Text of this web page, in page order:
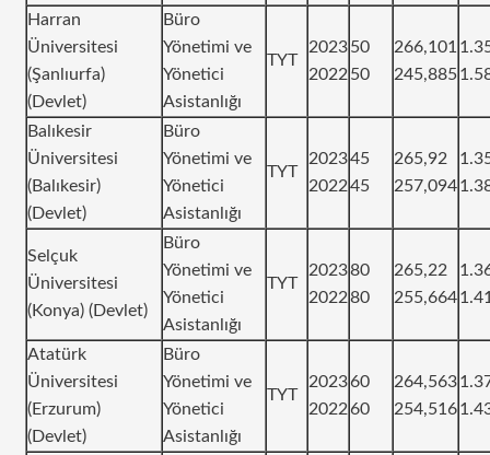
Harran
Üniversitesi
(Şanlıurfa)
(Devlet)
Büro
Yönetimi ve
Yönetici
Asistanlığı
TYT
2023
2022
50
50
266,101
245,885
Balıkesir
Üniversitesi
(Balıkesir)
(Devlet)
Büro
Yönetimi ve
Yönetici
Asistanlığı
TYT
2023
2022
45
45
265,92
257,094
Selçuk
Üniversitesi
(Konya) (Devlet)
Büro
Yönetimi ve
Yönetici
Asistanlığı
TYT
2023
2022
80
80
265,22
255,664
Atatürk
Üniversitesi
(Erzurum)
(Devlet)
Büro
Yönetimi ve
Yönetici
Asistanlığı
TYT
2023
2022
60
60
264,563
254,516